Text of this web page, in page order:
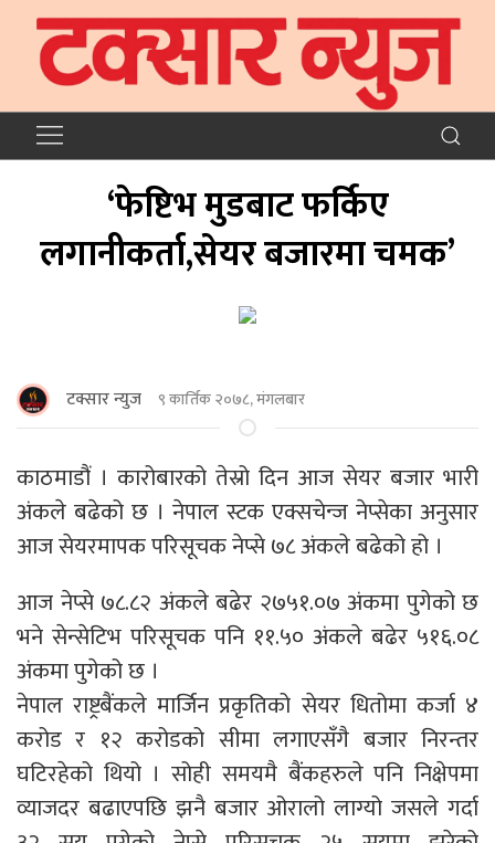
‘फेष्टिभ मुडबाट फर्किए
लगानीकर्ता,सेयर बजारमा चमक’
टक्सार न्युज ९ कार्तिक २०७८, मंगलबार
काठमाडौं । कारोबारको तेस्रो दिन आज सेयर बजार भारी
अंकले बढेको छ । नेपाल स्टक एक्सचेन्ज नेप्सेका अनुसार
आज सेयरमापक परिसूचक नेप्से ७८ अंकले बढेको हो ।
आज नेप्से ७८.८२ अंकले बढेर २७५१.०७ अंकमा पुगेको छ
भने सेन्सेटिभ परिसूचक पनि ११.५० अंकले बढेर ५१६.०८
अंकमा पुगेको छ ।
नेपाल राष्ट्रबैंकले मार्जिन प्रकृतिको सेयर धितोमा कर्जा ४
करोड र १२ करोडको सीमा लगाएसँगै बजार निरन्तर
घटिरहेको थियो । सोही समयमै बैंकहरुले पनि निक्षेपमा
व्याजदर बढाएपछि झनै बजार ओरालो लाग्यो जसले गर्दा